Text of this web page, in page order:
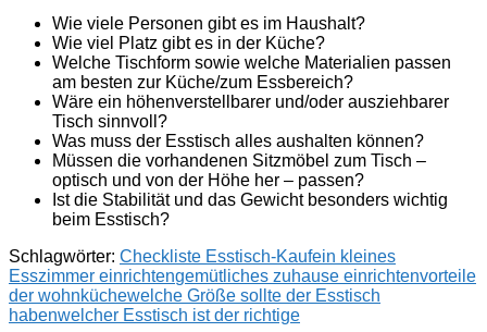
Wie viele Personen gibt es im Haushalt?
Wie viel Platz gibt es in der Küche?
Welche Tischform sowie welche Materialien passen
am besten zur Küche/zum Essbereich?
Wäre ein höhenverstellbarer und/oder ausziehbarer
Tisch sinnvoll?
Was muss der Esstisch alles aushalten können?
Müssen die vorhandenen Sitzmöbel zum Tisch –
optisch und von der Höhe her – passen?
Ist die Stabilität und das Gewicht besonders wichtig
beim Esstisch?
Schlagwörter: Checkliste Esstisch-Kaufein kleines
Esszimmer einrichtengemütliches zuhause einrichtenvorteile
der wohnküchewelche Größe sollte der Esstisch
habenwelcher Esstisch ist der richtige